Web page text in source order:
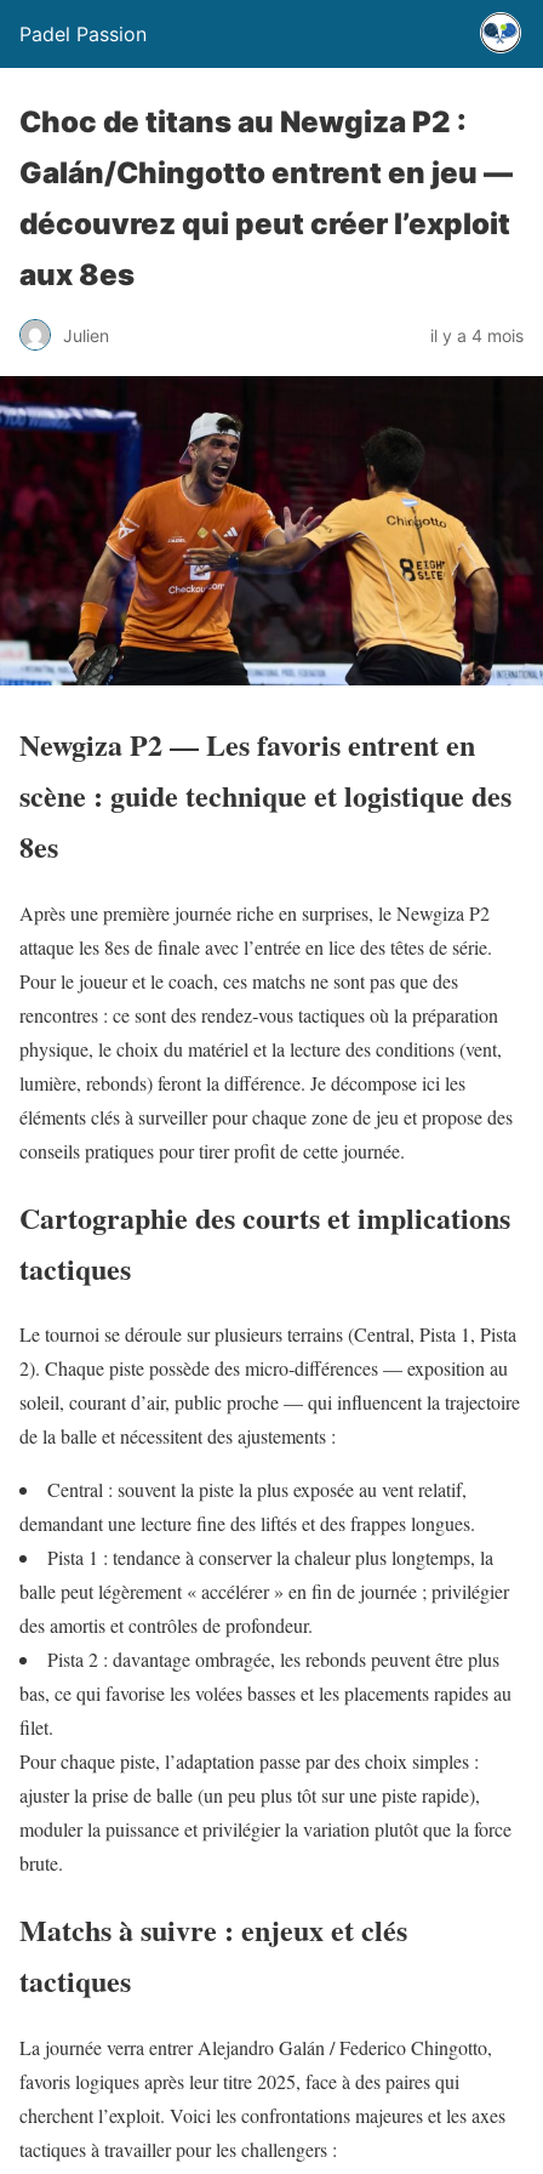
Padel Passion
Choc de titans au Newgiza P2 :
Galán/Chingotto entrent en jeu —
découvrez qui peut créer l’exploit
aux 8es
Julien il y a 4 mois
Newgiza P2 — Les favoris entrent en
scène : guide technique et logistique des
8es
Après une première journée riche en surprises, le Newgiza P2
attaque les 8es de finale avec l’entrée en lice des têtes de série.
Pour le joueur et le coach, ces matchs ne sont pas que des
rencontres : ce sont des rendez‑vous tactiques où la préparation
physique, le choix du matériel et la lecture des conditions (vent,
lumière, rebonds) feront la différence. Je décompose ici les
éléments clés à surveiller pour chaque zone de jeu et propose des
conseils pratiques pour tirer profit de cette journée.
Cartographie des courts et implications
tactiques
Le tournoi se déroule sur plusieurs terrains (Central, Pista 1, Pista
2). Chaque piste possède des micro‑différences — exposition au
soleil, courant d’air, public proche — qui influencent la trajectoire
de la balle et nécessitent des ajustements :
Central : souvent la piste la plus exposée au vent relatif,
demandant une lecture fine des liftés et des frappes longues.
Pista 1 : tendance à conserver la chaleur plus longtemps, la
balle peut légèrement « accélérer » en fin de journée ; privilégier
des amortis et contrôles de profondeur.
Pista 2 : davantage ombragée, les rebonds peuvent être plus
bas, ce qui favorise les volées basses et les placements rapides au
filet.
Pour chaque piste, l’adaptation passe par des choix simples :
ajuster la prise de balle (un peu plus tôt sur une piste rapide),
moduler la puissance et privilégier la variation plutôt que la force
brute.
Matchs à suivre : enjeux et clés
tactiques
La journée verra entrer Alejandro Galán / Federico Chingotto,
favoris logiques après leur titre 2025, face à des paires qui
cherchent l’exploit. Voici les confrontations majeures et les axes
tactiques à travailler pour les challengers :